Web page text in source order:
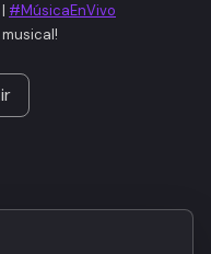
| #MúsicaEnVivo